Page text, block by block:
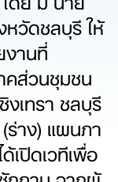
วัดชลบุรี ให้
านที่
คส่วนชุมชน
เทรา ชลบุรี
ร่าง) แผนภา
ปิดเวทีเพื่อ